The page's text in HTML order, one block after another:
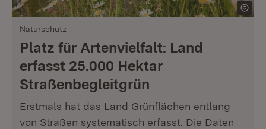
Naturschutz
Platz für Artenvielfalt: Land
erfasst 25.000 Hektar
Straßenbegleitgrün
Erstmals hat das Land Grünflächen entlang
von Straßen systematisch erfasst. Die Daten